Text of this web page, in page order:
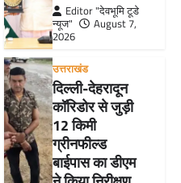
Editor "देवभूमि टूडे
न्यूज"
August 7,
2026
उत्तराखंड
दिल्ली-देहरादून
कॉरिडोर से जुड़ी
12 किमी
ग्रीनफील्ड
बाईपास का डीएम